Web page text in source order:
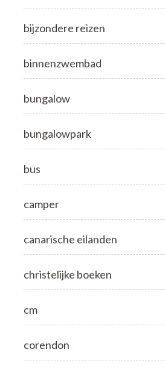
bijzondere reizen
binnenzwembad
bungalow
bungalowpark
bus
camper
canarische eilanden
christelijke boeken
cm
corendon